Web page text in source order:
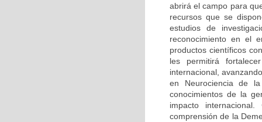
abrirá el campo para
recursos que se
estudios de
reconocimiento en el
productos científicos
les permitirá
internacional,
en Neurociencia de
conocimientos de la
impacto
comprensión de la